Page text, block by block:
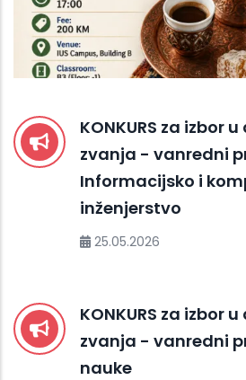
KONKURS za izbor
zvanja - vanredni
Informacijsko i
inženjerstvo
25.05.2026
KONKURS za izbor
zvanja - vanredni
nauke